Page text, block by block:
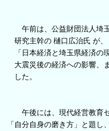
法人埼玉りそな産
口広治氏 が、
経済の現状と見通
影響、また、今後
営教育センター代
」と題し、人生に